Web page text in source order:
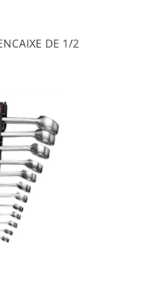
DE 1/2